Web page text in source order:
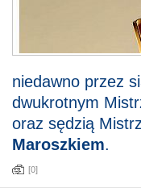
niedawno przez
dwukrotnym
oraz sędzią
Maroszkiem.
[0]